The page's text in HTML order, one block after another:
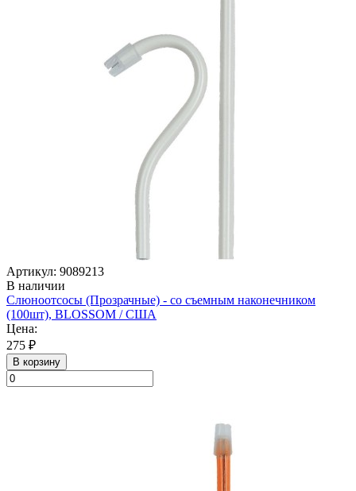
Артикул: 9089213
В наличии
Слюноотсосы (Прозрачные) - со съемным наконечником
(100шт), BLOSSOM / США
Цена:
275 ₽
В корзину